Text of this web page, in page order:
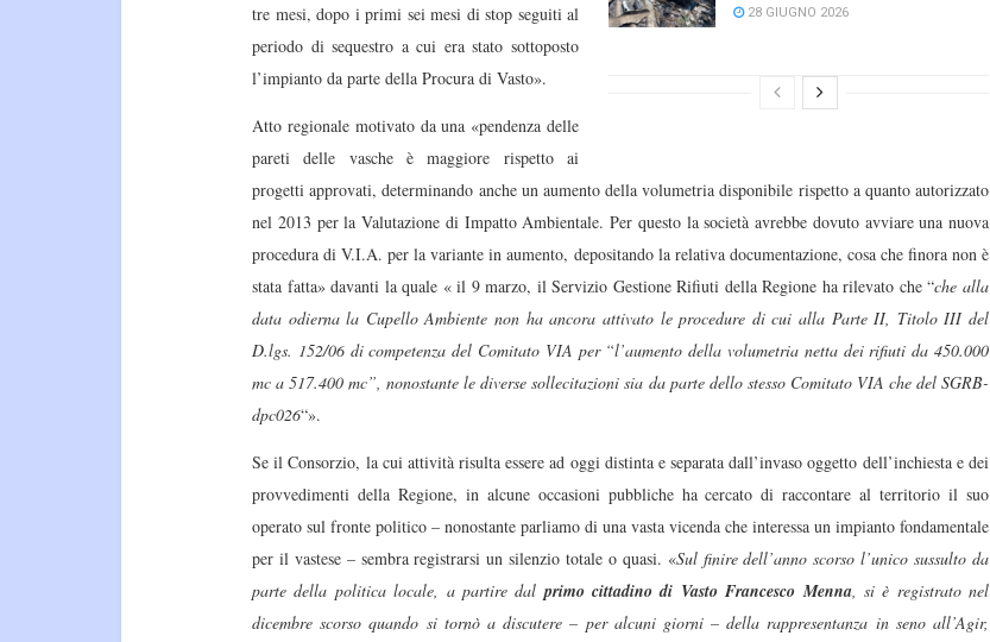
28 GIUGNO 2026
tre mesi, dopo i primi sei mesi di stop seguiti al
periodo di sequestro a cui era stato sottoposto
l’impianto da parte della Procura di Vasto».
Atto regionale motivato da una «pendenza delle
pareti delle vasche è maggiore rispetto ai
progetti approvati, determinando anche un aumento della volumetria disponibile rispetto a quanto autorizzato
nel 2013 per la Valutazione di Impatto Ambientale. Per questo la società avrebbe dovuto avviare una nuova
procedura di V.I.A. per la variante in aumento, depositando la relativa documentazione, cosa che finora non è
stata fatta» davanti la quale « il 9 marzo, il Servizio Gestione Rifiuti della Regione ha rilevato che “che alla
data odierna la Cupello Ambiente non ha ancora attivato le procedure di cui alla Parte II, Titolo III del
D.lgs. 152/06 di competenza del Comitato VIA per “l’aumento della volumetria netta dei rifiuti da 450.000
mc a 517.400 mc”, nonostante le diverse sollecitazioni sia da parte dello stesso Comitato VIA che del SGRB-
dpc026“».
Se il Consorzio, la cui attività risulta essere ad oggi distinta e separata dall’invaso oggetto dell’inchiesta e dei
provvedimenti della Regione, in alcune occasioni pubbliche ha cercato di raccontare al territorio il suo
operato sul fronte politico – nonostante parliamo di una vasta vicenda che interessa un impianto fondamentale
per il vastese – sembra registrarsi un silenzio totale o quasi. «Sul finire dell’anno scorso l’unico sussulto da
parte della politica locale, a partire dalprimo cittadino di Vasto Francesco Menna, si è registrato nel
dicembre scorso quando si tornò a discutere – per alcuni giorni – della rappresentanza in seno all’Agir,